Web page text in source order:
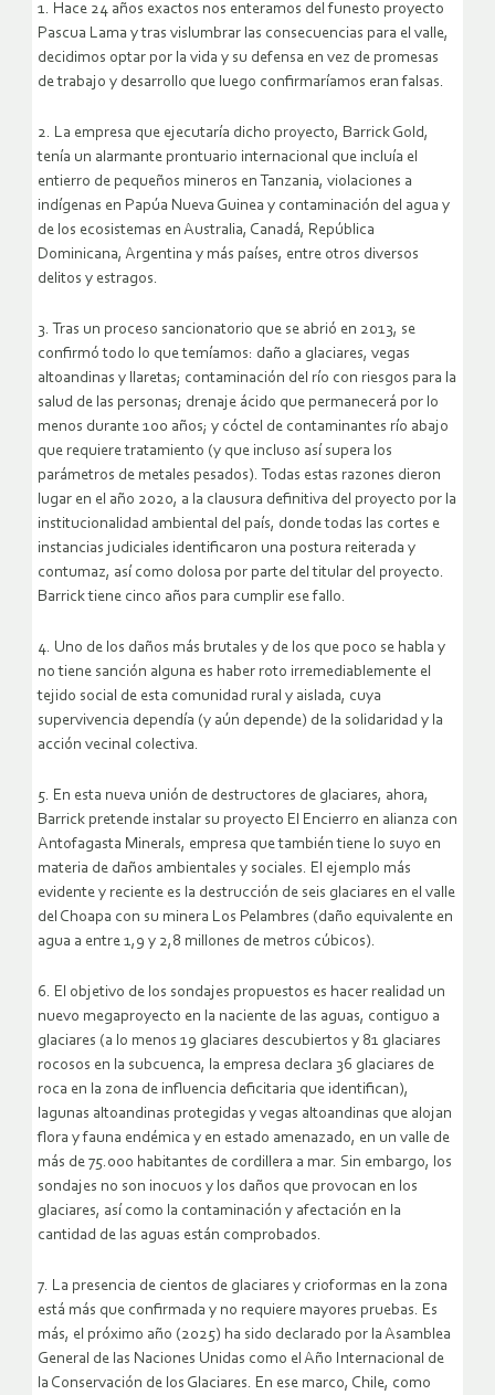
1. Hace 24 años exactos nos enteramos del funesto proyecto
Pascua Lama y tras vislumbrar las consecuencias para el valle,
decidimos optar por la vida y su defensa en vez de promesas
de trabajo y desarrollo que luego confirmaríamos eran falsas.
2. La empresa que ejecutaría dicho proyecto, Barrick Gold,
tenía un alarmante prontuario internacional que incluía el
entierro de pequeños mineros en Tanzania, violaciones a
indígenas en Papúa Nueva Guinea y contaminación del agua y
de los ecosistemas en Australia, Canadá, República
Dominicana, Argentina y más países, entre otros diversos
delitos y estragos.
3. Tras un proceso sancionatorio que se abrió en 2013, se
confirmó todo lo que temíamos: daño a glaciares, vegas
altoandinas y llaretas; contaminación del río con riesgos para la
salud de las personas; drenaje ácido que permanecerá por lo
menos durante 100 años; y cóctel de contaminantes río abajo
que requiere tratamiento (y que incluso así supera los
parámetros de metales pesados). Todas estas razones dieron
lugar en el año 2020, a la clausura definitiva del proyecto por la
institucionalidad ambiental del país, donde todas las cortes e
instancias judiciales identificaron una postura reiterada y
contumaz, así como dolosa por parte del titular del proyecto.
Barrick tiene cinco años para cumplir ese fallo.
4. Uno de los daños más brutales y de los que poco se habla y
no tiene sanción alguna es haber roto irremediablemente el
tejido social de esta comunidad rural y aislada, cuya
supervivencia dependía (y aún depende) de la solidaridad y la
acción vecinal colectiva.
5. En esta nueva unión de destructores de glaciares, ahora,
Barrick pretende instalar su proyecto El Encierro en alianza con
Antofagasta Minerals, empresa que también tiene lo suyo en
materia de daños ambientales y sociales. El ejemplo más
evidente y reciente es la destrucción de seis glaciares en el valle
del Choapa con su minera Los Pelambres (daño equivalente en
agua a entre 1,9 y 2,8 millones de metros cúbicos).
6. El objetivo de los sondajes propuestos es hacer realidad un
nuevo megaproyecto en la naciente de las aguas, contiguo a
glaciares (a lo menos 19 glaciares descubiertos y 81 glaciares
rocosos en la subcuenca, la empresa declara 36 glaciares de
roca en la zona de influencia deficitaria que identifican),
lagunas altoandinas protegidas y vegas altoandinas que alojan
flora y fauna endémica y en estado amenazado, en un valle de
más de 75.000 habitantes de cordillera a mar. Sin embargo, los
sondajes no son inocuos y los daños que provocan en los
glaciares, así como la contaminación y afectación en la
cantidad de las aguas están comprobados.
7. La presencia de cientos de glaciares y crioformas en la zona
está más que confirmada y no requiere mayores pruebas. Es
más, el próximo año (2025) ha sido declarado por la Asamblea
General de las Naciones Unidas como el Año Internacional de
la Conservación de los Glaciares. En ese marco, Chile, como